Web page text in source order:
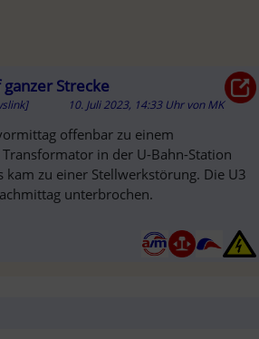
Strecke
10. Juli 2023, 14:33 Uhr vonMK
offenbar zu einem
in der U-Bahn-Station
kam zu einer Stellwerkstörung. Die U3
unterbrochen.